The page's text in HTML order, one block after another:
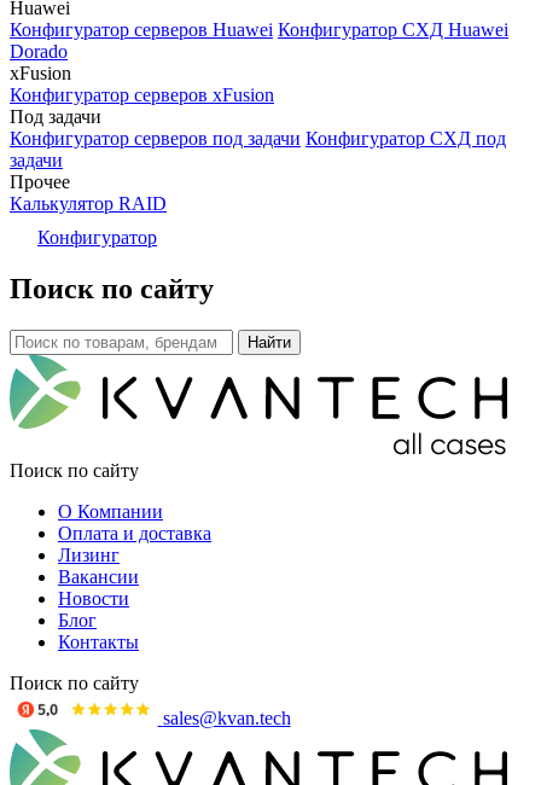
Huawei
Конфигуратор серверов Huawei Конфигуратор СХД Huawei
Dorado
xFusion
Конфигуратор серверов xFusion
Под задачи
Конфигуратор серверов под задачи Конфигуратор СХД под
задачи
Прочее
Калькулятор RAID
Конфигуратор
Поиск по сайту
Поиск по сайту
О Компании
Оплата и доставка
Лизинг
Вакансии
Новости
Блог
Контакты
Поиск по сайту
sales@kvan.tech